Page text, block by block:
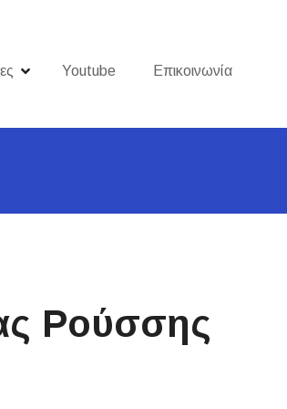
Youtube Επικοινωνία
Ρούσσης